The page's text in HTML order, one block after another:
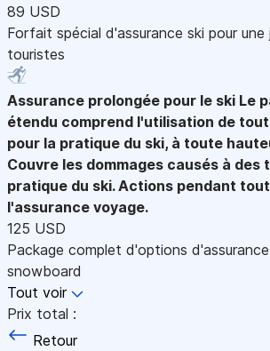
89 USD
Forfait spécial d'assurance ski pour une
touristes
Assurance prolongée pour le ski Le
étendu comprend l'utilisation de
pour la pratique du ski, à toute
Couvre les dommages causés à des
pratique du ski. Actions pendant
l'assurance voyage.
125 USD
Package complet d'options
snowboard
Tout voir
Prix total :
Retour